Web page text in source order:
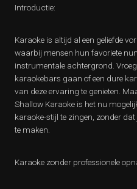
Introductie:
Karaoke is altijd al een geliefde
waarbij mensen hun favoriete
instrumentale achtergrond.
karaokebars gaan of een dure
van deze ervaring te genieten.
Shallow Karaoke is het nu
karaoke-stijl te zingen, zonder
te maken.
Karaoke zonder professionele